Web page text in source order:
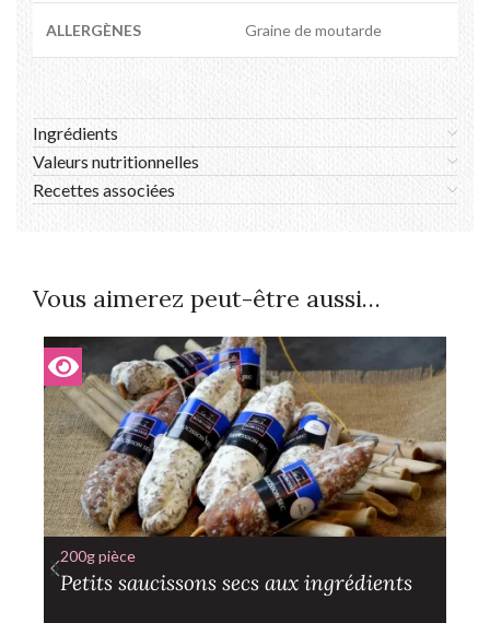
ALLERGÈNES Graine de moutarde
Ingrédients
Valeurs nutritionnelles
Recettes associées
Vous aimerez peut-être aussi…
200g pièce
Petits saucissons secs aux ingrédients